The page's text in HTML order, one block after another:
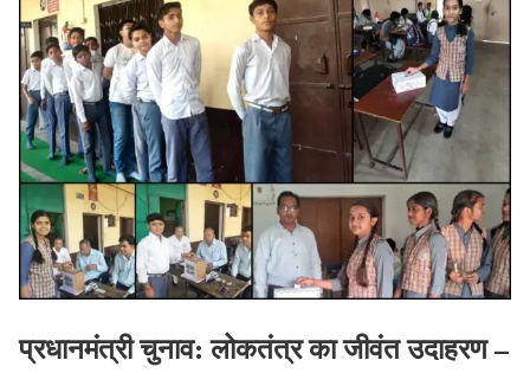
प्रधानमंत्री चुनाव: लोकतंत्र का जीवंत उदाहरण –